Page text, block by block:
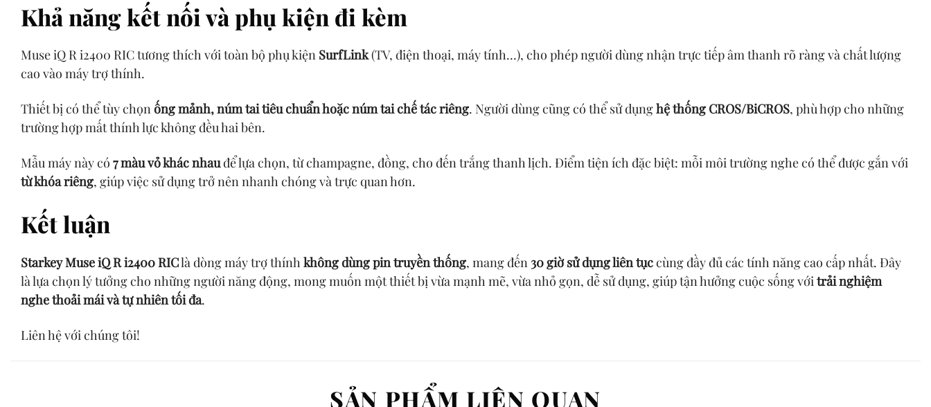
Khả năng kết nối và phụ kiện đi kèm
Muse iQ R i2400 RIC tương thích với toàn bộ phụ kiện SurfLink(TV, điện thoại, máy tính…), cho phép người dùng nhận trực tiếp âm thanh rõ ràng và chất lượng
cao vào máy trợ thính.
Thiết bị có thể tùy chọnống mảnh, núm tai tiêu chuẩn hoặc núm tai chế tác riêng. Người dùng cũng có thể sử dụnghệ thống CROS/BiCROS, phù hợp cho những
trường hợp mất thính lực không đều hai bên.
Mẫu máy này có 7 màu vỏ khác nhauđể lựa chọn, từ champagne, đồng, cho đến trắng thanh lịch. Điểm tiện ích đặc biệt: mỗi môi trường nghe có thể được gắn với
từ khóa riêng, giúp việc sử dụng trở nên nhanh chóng và trực quan hơn.
Kết luận
Starkey Muse iQ R i2400 RIClà dòng máy trợ thính không dùng pin truyền thống, mang đến 30 giờ sử dụng liên tụccùng đầy đủ các tính năng cao cấp nhất. Đây
là lựa chọn lý tưởng cho những người năng động, mong muốn một thiết bị vừa mạnh mẽ, vừa nhỏ gọn, dễ sử dụng, giúp tận hưởng cuộc sống với trải nghiệm
nghe thoải mái và tự nhiên tối đa.
Liên hệ với chúng tôi!
SẢN PHẨM LIÊN QUAN